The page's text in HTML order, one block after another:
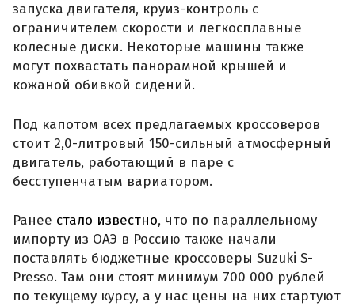
запуска двигателя, круиз-контроль с
ограничителем скорости и легкосплавные
колесные диски. Некоторые машины также
могут похвастать панорамной крышей и
кожаной обивкой сидений.
Под капотом всех предлагаемых кроссоверов
стоит 2,0-литровый 150-сильный атмосферный
двигатель, работающий в паре с
бесступенчатым вариатором.
Ранее стало известно, что по параллельному
импорту из ОАЭ в Россию также начали
поставлять бюджетные кроссоверы Suzuki S-
Presso. Там они стоят минимум 700 000 рублей
по текущему курсу, а у нас цены на них стартуют